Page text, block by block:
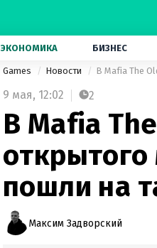
ЭКОНОМИКА БИЗНЕС
Games Новости В Mafia The
9 мая, 12:02 2
В Mafia
пошли на
Максим Задворский